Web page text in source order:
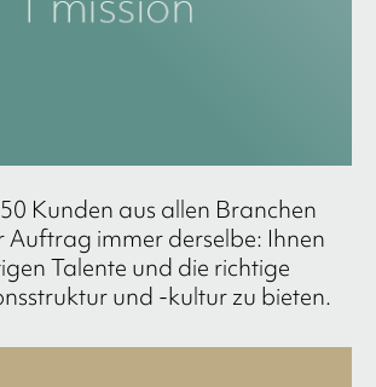
Kunden aus allen Branchen
Auftrag immer derselbe: Ihnen
Talente und die richtige
und -kultur zu bieten.